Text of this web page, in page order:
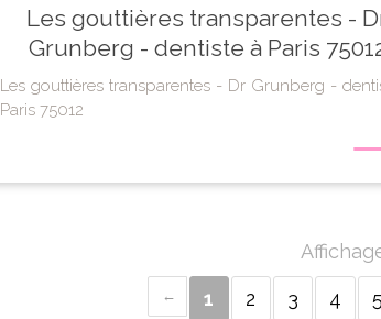
Les gouttières transparentes -
Grunberg - dentiste à Paris
Les gouttières transparentes - Dr Grunberg -
Paris 75012
1 2 3 4 5